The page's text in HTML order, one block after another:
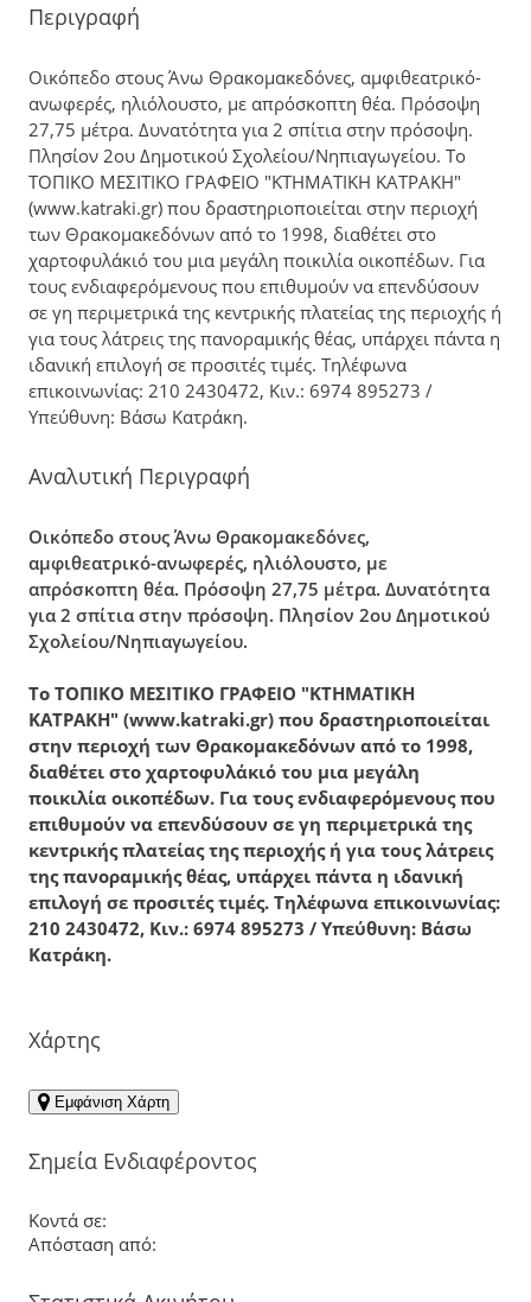
Περιγραφή
Οικόπεδο στους Άνω Θρακομακεδόνες, αμφιθεατρικό-
ανωφερές, ηλιόλουστο, με απρόσκοπτη θέα. Πρόσοψη
27,75 μέτρα. Δυνατότητα για 2 σπίτια στην πρόσοψη.
Πλησίον 2ου Δημοτικού Σχολείου/Νηπιαγωγείου. Το
ΤΟΠΙΚΟ ΜΕΣΙΤΙΚΟ ΓΡΑΦΕΙΟ "ΚΤΗΜΑΤΙΚΗ ΚΑΤΡΑΚΗ"
(www.katraki.gr) που δραστηριοποιείται στην περιοχή
των Θρακομακεδόνων από το 1998, διαθέτει στο
χαρτοφυλάκιό του μια μεγάλη ποικιλία οικοπέδων. Για
τους ενδιαφερόμενους που επιθυμούν να επενδύσουν
σε γη περιμετρικά της κεντρικής πλατείας της περιοχής ή
για τους λάτρεις της πανοραμικής θέας, υπάρχει πάντα η
ιδανική επιλογή σε προσιτές τιμές. Τηλέφωνα
επικοινωνίας: 210 2430472, Κιν.: 6974 895273 /
Υπεύθυνη: Βάσω Κατράκη.
Αναλυτική Περιγραφή
Οικόπεδο στους Άνω Θρακομακεδόνες,
αμφιθεατρικό-ανωφερές, ηλιόλουστο, με
απρόσκοπτη θέα. Πρόσοψη 27,75 μέτρα. Δυνατότητα
για 2 σπίτια στην πρόσοψη. Πλησίον 2ου Δημοτικού
Σχολείου/Νηπιαγωγείου.
Το ΤΟΠΙΚΟ ΜΕΣΙΤΙΚΟ ΓΡΑΦΕΙΟ "ΚΤΗΜΑΤΙΚΗ
ΚΑΤΡΑΚΗ" (www.katraki.gr) που δραστηριοποιείται
στην περιοχή των Θρακομακεδόνων από το 1998,
διαθέτει στο χαρτοφυλάκιό του μια μεγάλη
ποικιλία οικοπέδων. Για τους ενδιαφερόμενους που
επιθυμούν να επενδύσουν σε γη περιμετρικά της
κεντρικής πλατείας της περιοχής ή για τους λάτρεις
της πανοραμικής θέας, υπάρχει πάντα η ιδανική
επιλογή σε προσιτές τιμές. Τηλέφωνα επικοινωνίας:
210 2430472, Κιν.: 6974 895273 / Υπεύθυνη: Βάσω
Κατράκη.
Χάρτης
Εμφάνιση Χάρτη
Σημεία Ενδιαφέροντος
Κοντά σε:
Απόσταση από: